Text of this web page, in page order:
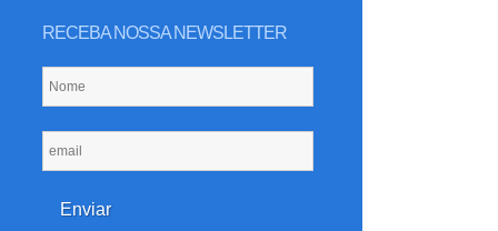
RECEBA NOSSA NEWSLETTER